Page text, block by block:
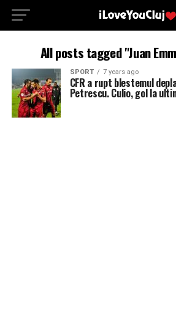
All posts tagged "Juan
SPORT 7 years ago
CFR a rupt blestemul
Petrescu. Culio, gol la